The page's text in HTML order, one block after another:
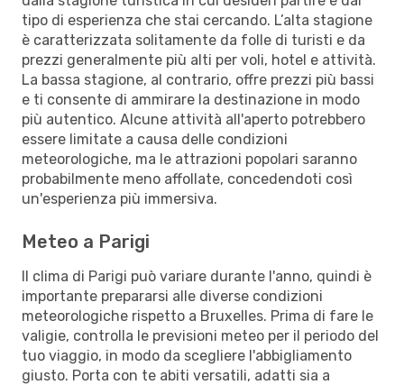
tipo di esperienza che stai cercando. L’alta stagione
è caratterizzata solitamente da folle di turisti e da
prezzi generalmente più alti per voli, hotel e attività.
La bassa stagione, al contrario, offre prezzi più bassi
e ti consente di ammirare la destinazione in modo
più autentico. Alcune attività all'aperto potrebbero
essere limitate a causa delle condizioni
meteorologiche, ma le attrazioni popolari saranno
probabilmente meno affollate, concedendoti così
un'esperienza più immersiva.
Meteo a Parigi
Il clima di Parigi può variare durante l'anno, quindi è
importante prepararsi alle diverse condizioni
meteorologiche rispetto a Bruxelles. Prima di fare le
valigie, controlla le previsioni meteo per il periodo del
tuo viaggio, in modo da scegliere l'abbigliamento
giusto. Porta con te abiti versatili, adatti sia a